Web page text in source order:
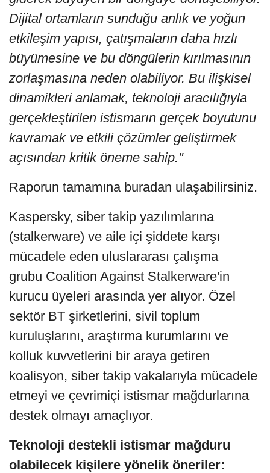
Dijital ortamların sunduğu anlık ve yoğun
etkileşim yapısı, çatışmaların daha hızlı
büyümesine ve bu döngülerin kırılmasının
zorlaşmasına neden olabiliyor. Bu ilişkisel
dinamikleri anlamak, teknoloji aracılığıyla
gerçekleştirilen istismarın gerçek boyutunu
kavramak ve etkili çözümler geliştirmek
açısından kritik öneme sahip."
Raporun tamamına buradan ulaşabilirsiniz.
Kaspersky, siber takip yazılımlarına
(stalkerware) ve aile içi şiddete karşı
mücadele eden uluslararası çalışma
grubu Coalition Against Stalkerware'in
kurucu üyeleri arasında yer alıyor. Özel
sektör BT şirketlerini, sivil toplum
kuruluşlarını, araştırma kurumlarını ve
kolluk kuvvetlerini bir araya getiren
koalisyon, siber takip vakalarıyla mücadele
etmeyi ve çevrimiçi istismar mağdurlarına
destek olmayı amaçlıyor.
Teknoloji destekli istismar mağduru
olabilecek kişilere yönelik öneriler: